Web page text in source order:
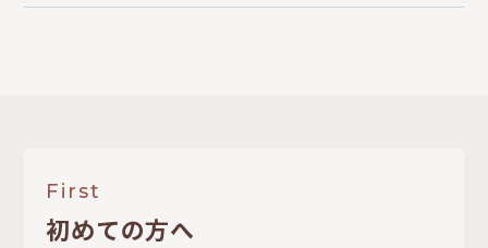
First
初めての方へ